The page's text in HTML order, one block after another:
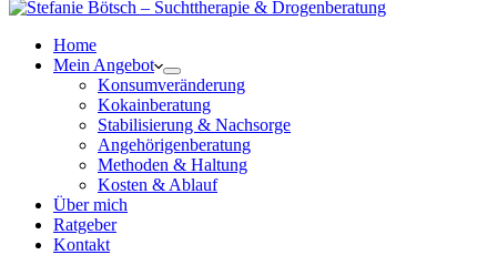
Home
Mein Angebot
Konsumveränderung
Kokainberatung
Stabilisierung & Nachsorge
Angehörigenberatung
Methoden & Haltung
Kosten & Ablauf
Über mich
Ratgeber
Kontakt